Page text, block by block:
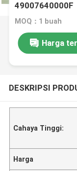
49007640000F
MOQ：1 buah
Harga
DESKRIPSI
Cahaya Tinggi:
Harga